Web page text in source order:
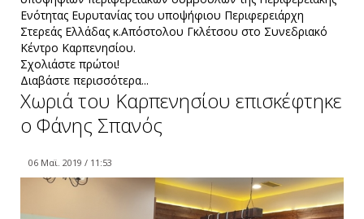
Ενότητας Ευρυτανίας του υποψήφιου Περιφερειάρχη
Στερεάς Ελλάδας κ.Απόστολου Γκλέτσου στο Συνεδριακό
Κέντρο Καρπενησίου.
Σχολιάστε πρώτοι!
Διαβάστε περισσότερα...
Χωριά του Καρπενησίου επισκέφτηκε
ο Φάνης Σπανός
06 Μαϊ. 2019 / 11:53